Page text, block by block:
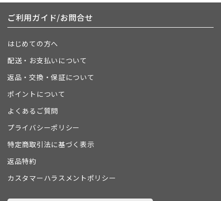
ご利用ガイド/お問合せ
はじめての方へ
配送・お支払いについて
返品・交換・保証について
ポイントについて
よくあるご質問
プライバシーポリシー
特定商取引法に基づく表示
返品特約
カスタマーハラスメントポリシー